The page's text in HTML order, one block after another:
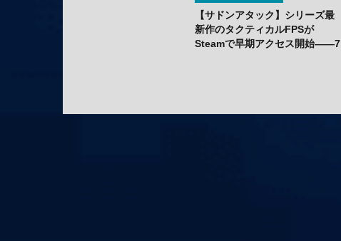
【サドンアタック】シリーズ最
新作のタクティカルFPSが
Steamで早期アクセス開始——7